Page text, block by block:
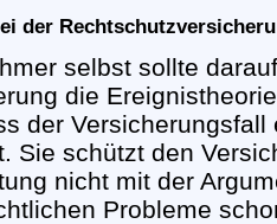
der
selbst sollte
die
der
Sie schützt den
nicht mit der
Probleme